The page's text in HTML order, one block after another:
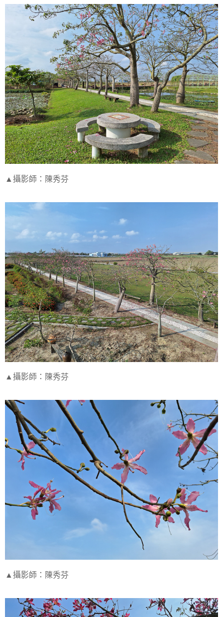
▲攝影師：陳秀芬
▲攝影師：陳秀芬
▲攝影師：陳秀芬